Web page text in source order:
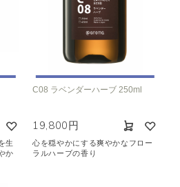
生
か
C08 ラベンダーハーブ 250ml
19,800円
心を穏やかにする爽やかなフロー
ラルハーブの香り